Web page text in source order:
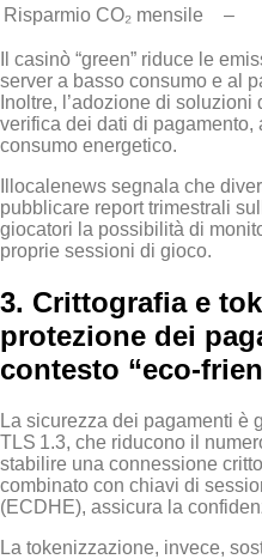
Risparmio CO₂ mensile
–
Il casinò “green” riduce le
server a basso consumo e al
Inoltre, l’adozione di
verifica dei dati di pagamento,
consumo energetico.
Illocalenews segnala che
pubblicare report trimestrali
giocatori la possibilità di
proprie sessioni di gioco.
3. Crittografia e
protezione dei
contesto
La sicurezza dei pagamenti è
TLS 1.3, che riducono il
stabilire una connessione
combinato con chiavi di
(ECDHE), assicura la
La tokenizzazione, invece,